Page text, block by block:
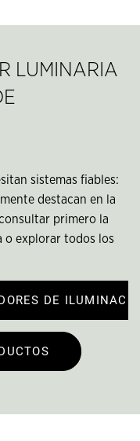
LUMINARIA
sistemas fiables:
destacan en la
primero la
o explorar todos los
DE